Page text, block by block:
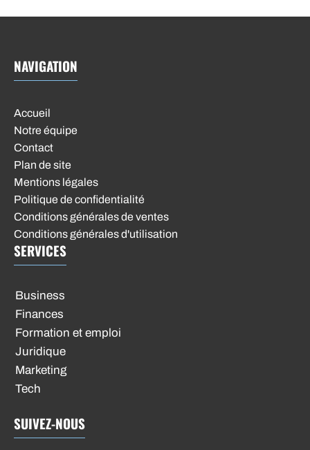
NAVIGATION
Accueil
Notre équipe
Contact
Plan de site
Mentions légales
Politique de confidentialité
Conditions générales de ventes
Conditions générales d'utilisation
SERVICES
Business
Finances
Formation et emploi
Juridique
Marketing
Tech
SUIVEZ-NOUS